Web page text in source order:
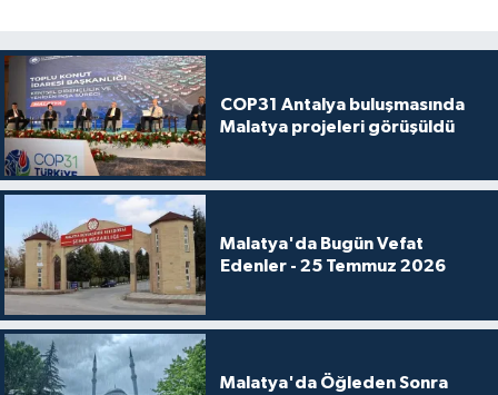
COP31 Antalya buluşmasında
Malatya projeleri görüşüldü
Malatya'da Bugün Vefat
Edenler - 25 Temmuz 2026
Malatya'da Öğleden Sonra